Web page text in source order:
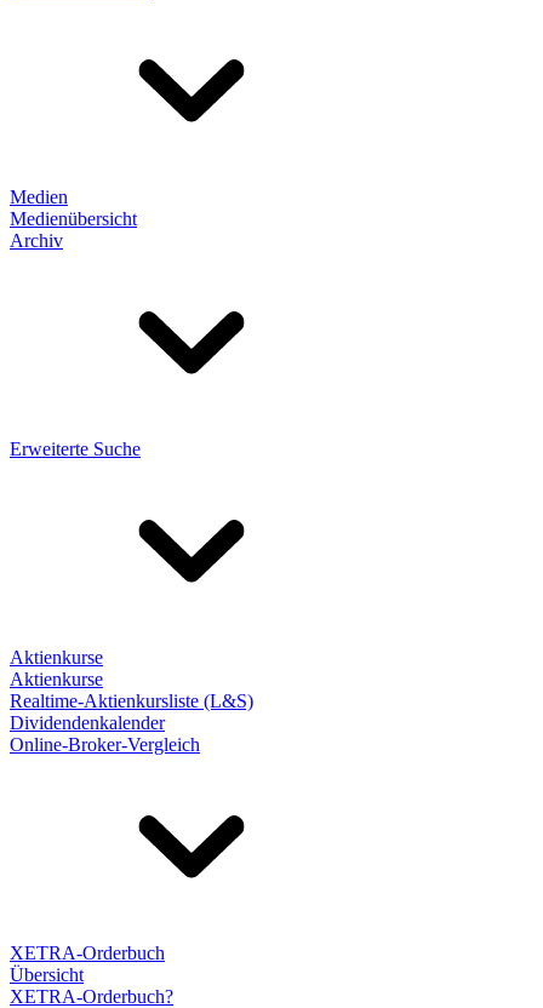
Medien
Medienübersicht
Archiv
Erweiterte Suche
Aktienkurse
Aktienkurse
Realtime-Aktienkursliste (L&S)
Dividendenkalender
Online-Broker-Vergleich
XETRA-Orderbuch
Übersicht
XETRA-Orderbuch?